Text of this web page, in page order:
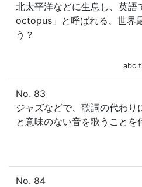
北太平洋などに生息し、英
octopus」と呼ばれる、世界
う？
abc
No. 83
ジャズなどで、歌詞の代わ
と意味のない音を歌うことを
No. 84